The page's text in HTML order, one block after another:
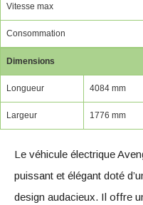
Vitesse max
Consommation
Dimensions
Longueur 4084 mm
Largeur 1776 mm
Le véhicule électrique
puissant et élégant doté
design audacieux. Il offre